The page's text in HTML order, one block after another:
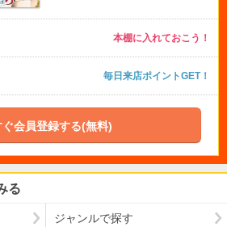
本棚に入れておこう！
毎日来店ポイントGET！
ぐ会員登録する(無料)
る
ジャンルで探す